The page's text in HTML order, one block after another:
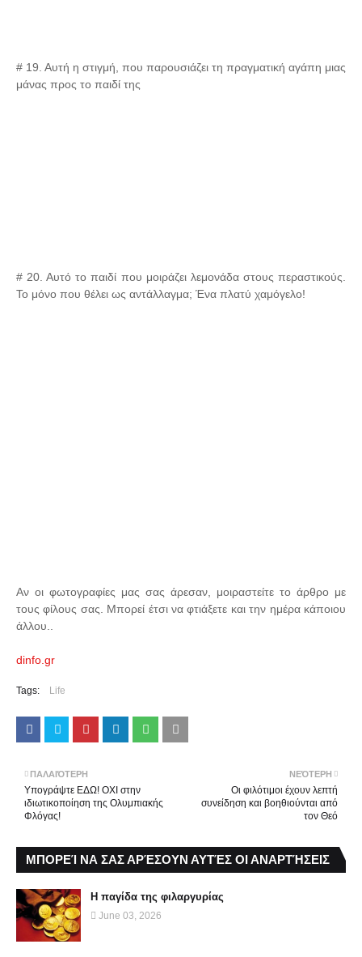
# 19. Αυτή η στιγμή, που παρουσιάζει τη πραγματική αγάπη μιας
μάνας προς το παιδί της
# 20. Αυτό το παιδί που μοιράζει λεμονάδα στους περαστικούς.
Το μόνο που θέλει ως αντάλλαγμα; Ένα πλατύ χαμόγελο!
Αν οι φωτογραφίες μας σας άρεσαν, μοιραστείτε το άρθρο με
τους φίλους σας. Μπορεί έτσι να φτιάξετε και την ημέρα κάποιου
άλλου..
dinfo.gr
Tags: Life
ΝΕΌΤΕΡΗ
Οι φιλότιμοι έχουν λεπτή
συνείδηση και βοηθιούνται από
τον Θεό
ΠΑΛΑΙΌΤΕΡΗ
Υπογράψτε ΕΔΩ! ΟΧΙ στην
ιδιωτικοποίηση της Ολυμπιακής
Φλόγας!
ΜΠΟΡΕΊ ΝΑ ΣΑΣ ΑΡΈΣΟΥΝ ΑΥΤΈΣ ΟΙ ΑΝΑΡΤΉΣΕΙΣ
Η παγίδα της φιλαργυρίας
June 03, 2026